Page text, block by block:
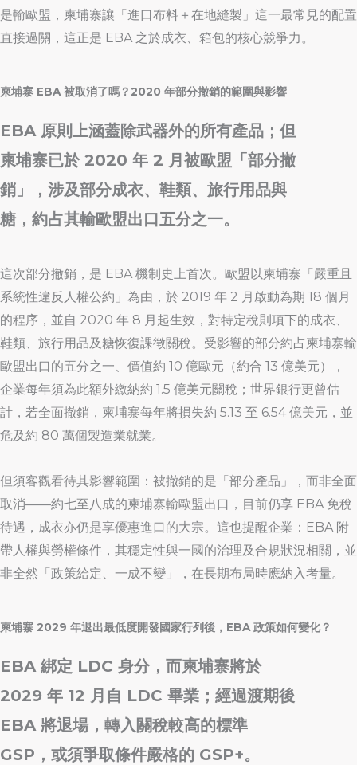
是輸歐盟，柬埔寨讓「進口布料＋在地縫製」這一最常見的配置
直接過關，這正是 EBA 之於成衣、箱包的核心競爭力。
柬埔寨 EBA 被取消了嗎？2020 年部分撤銷的範圍與影響
EBA 原則上涵蓋除武器外的所有產品；但
柬埔寨已於 2020 年 2 月被歐盟「部分撤
銷」，涉及部分成衣、鞋類、旅行用品與
糖，約占其輸歐盟出口五分之一。
這次部分撤銷，是 EBA 機制史上首次。歐盟以柬埔寨「嚴重且
系統性違反人權公約」為由，於 2019 年 2 月啟動為期 18 個月
的程序，並自 2020 年 8 月起生效，對特定稅則項下的成衣、
鞋類、旅行用品及糖恢復課徵關稅。受影響的部分約占柬埔寨輸
歐盟出口的五分之一、價值約 10 億歐元（約合 13 億美元），
企業每年須為此額外繳納約 1.5 億美元關稅；世界銀行更曾估
計，若全面撤銷，柬埔寨每年將損失約 5.13 至 6.54 億美元，並
危及約 80 萬個製造業就業。
但須客觀看待其影響範圍：被撤銷的是「部分產品」，而非全面
取消——約七至八成的柬埔寨輸歐盟出口，目前仍享 EBA 免稅
待遇，成衣亦仍是享優惠進口的大宗。這也提醒企業：EBA 附
帶人權與勞權條件，其穩定性與一國的治理及合規狀況相關，並
非全然「政策給定、一成不變」，在長期布局時應納入考量。
柬埔寨 2029 年退出最低度開發國家行列後，EBA 政策如何變化？
EBA 綁定 LDC 身分，而柬埔寨將於
2029 年 12 月自 LDC 畢業；經過渡期後
EBA 將退場，轉入關稅較高的標準
GSP，或須爭取條件嚴格的 GSP+。